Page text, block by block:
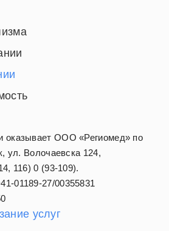
оказывает ООО «Региомед» по
ул. Волочаевска 124,
116) 0 (93-109).
01189-27/00355831
услуг